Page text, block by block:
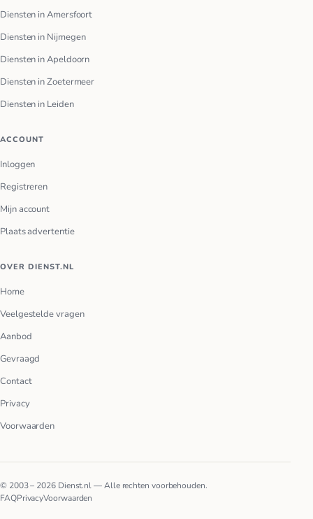
Diensten in Amersfoort
Diensten in Nijmegen
Diensten in Apeldoorn
Diensten in Zoetermeer
Diensten in Leiden
ACCOUNT
Inloggen
Registreren
Mijn account
Plaats advertentie
OVER DIENST.NL
Home
Veelgestelde vragen
Aanbod
Gevraagd
Contact
Privacy
Voorwaarden
© 2003 – 2026 Dienst.nl — Alle rechten voorbehouden.
FAQPrivacyVoorwaarden